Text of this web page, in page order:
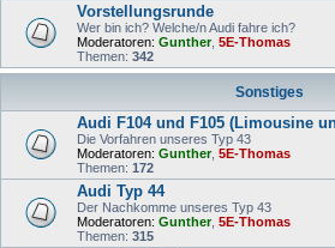
Vorstellungsrunde
Wer bin ich? Welche/n Audi fahre ich?
Moderatoren: Gunther, 5E-Thomas
Themen: 342
Sonstiges
Audi F104 und F105 (Limousine
Die Vorfahren unseres Typ 43
Moderatoren: Gunther, 5E-Thomas
Themen: 172
Audi Typ 44
Der Nachkomme unseres Typ 43
Moderatoren: Gunther, 5E-Thomas
Themen: 315